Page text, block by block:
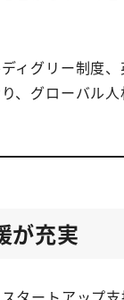
ィグリー制度
、グローバル
が充実